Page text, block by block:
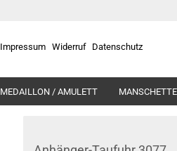
Impressum Widerruf Datenschutz
MEDAILLON / AMULETT